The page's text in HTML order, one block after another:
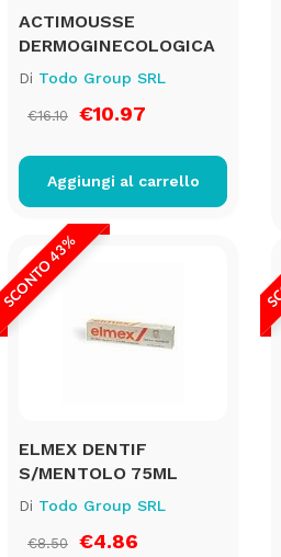
ACTIMOUSSE
DERMOGINECOLOGICA
Di Todo Group SRL
€16.10 €10.97
Aggiungi al carrello
SCONTO 43%
ELMEX DENTIF
S/MENTOLO 75ML
Di Todo Group SRL
€8.50 €4.86